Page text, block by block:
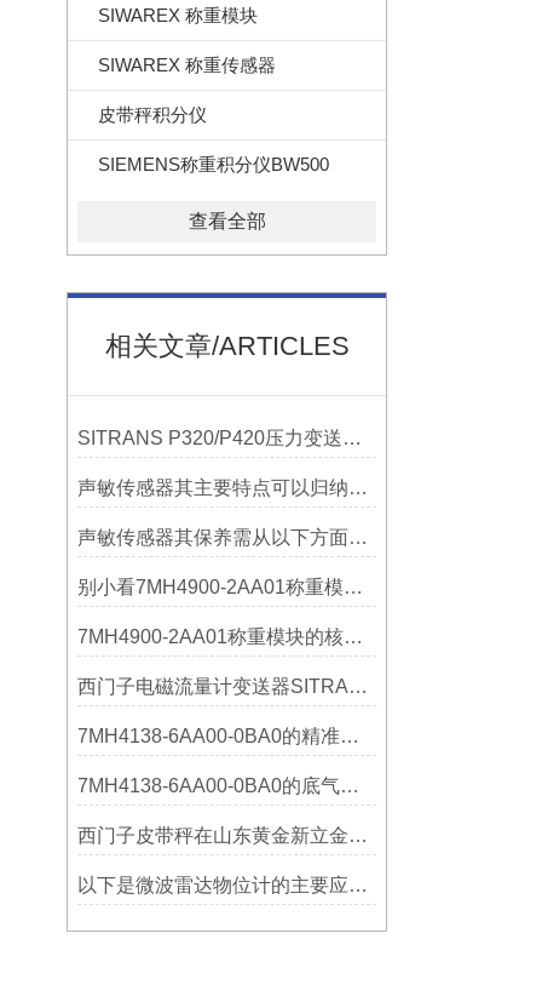
SIWAREX 称重模块
SIWAREX 称重传感器
皮带秤积分仪
SIEMENS称重积分仪BW500
查看全部
相关文章/ARTICLES
SITRANS P320/P420压力变送器概述
声敏传感器其主要特点可以归纳为以下几个核心维度
声敏传感器其保养需从以下方面入手
别小看7MH4900-2AA01称重模块！这些你日常接触的领域，早已离不开它
7MH4900-2AA01称重模块的核心亮点，藏着让效率翻倍的“关键密码”
西门子电磁流量计变送器SITRANS FMT020的功能
7MH4138-6AA00-0BA0的精准从何而来？关键组成部分，藏着答案！
7MH4138-6AA00-0BA0的底气：这些核心功能，让精准称重不再是难题
西门子皮带秤在山东黄金新立金矿的成功应用
以下是微波雷达物位计的主要应用领域及具体场景分析